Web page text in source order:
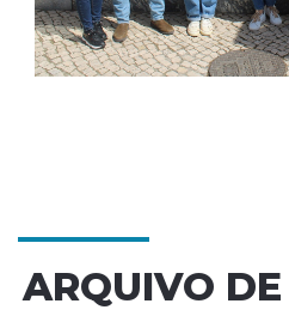
ARQUIVO